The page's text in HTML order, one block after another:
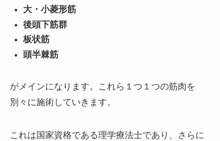
大・小菱形筋
後頭下筋群
板状筋
頭半棘筋
がメインになります。これら１つ１つの筋肉を
別々に施術していきます。
これは国家資格である理学療法士であり、さらに